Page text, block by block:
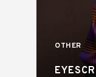
OTHER